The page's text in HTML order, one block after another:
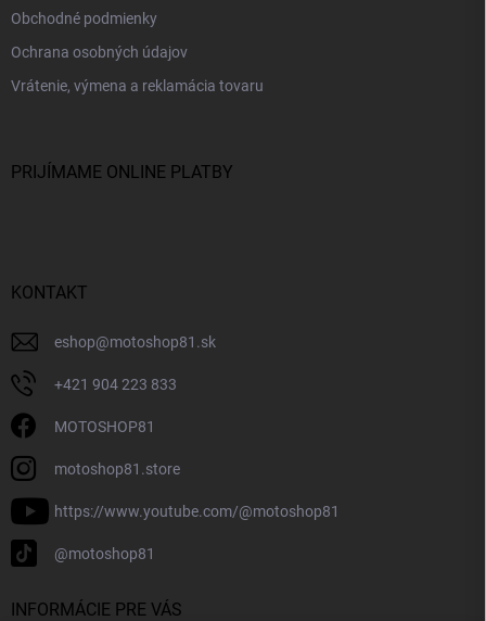
Obchodné podmienky
Ochrana osobných údajov
Vrátenie, výmena a reklamácia tovaru
PRIJÍMAME ONLINE PLATBY
KONTAKT
eshop@motoshop81.sk
+421 904 223 833
MOTOSHOP81
motoshop81.store
https://www.youtube.com/@motoshop81
@motoshop81
INFORMÁCIE PRE VÁS